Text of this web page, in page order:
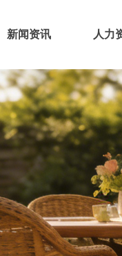
新闻资讯 人力